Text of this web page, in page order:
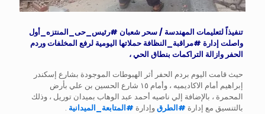
تنفيذاً لتعليمات المهندسة / سحر شعبان #رئيس_حى_المنتزه_أول
واصلت إدارة #مراقبة_النظافة حملاتها اليومية لرفع المخلفات وردم
الحفر وازالة التراكمات بنطاق الحي ،
حيث قامت اليوم بردم الحفر أثر الهبوطات الموجودة بشارع إسكندر
إبراهيم أمام الاكاديميه ، وأمام ١٥ شارع الحسين بن علي بأرض
المحمرة ، بالإضافة إلي ناصيه أحمد عبد الوهاب بميدان توريل ، وذلك
بالتنسيق مع إدارة #الطرقوإدارة #المتابعة_الميدانية .